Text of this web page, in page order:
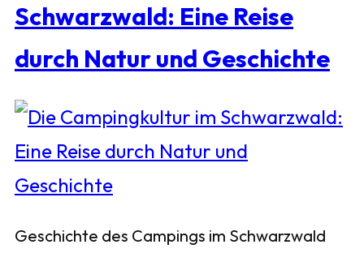
Schwarzwald: Eine Reise
durch Natur und Geschichte
Geschichte des Campings im Schwarzwald